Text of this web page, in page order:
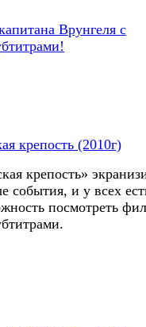
Врунгеля с
крепость (2010г)
крепость»
события, и у всех
посмотреть